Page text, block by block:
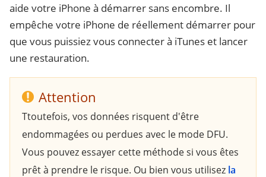
aide votre iPhone à démarrer sans encombre. Il
empêche votre iPhone de réellement démarrer pour
que vous puissiez vous connecter à iTunes et lancer
une restauration.
Attention
Ttoutefois, vos données risquent d'être
endommagées ou perdues avec le mode DFU.
Vous pouvez essayer cette méthode si vous êtes
prêt à prendre le risque. Ou bien vous utilisez la